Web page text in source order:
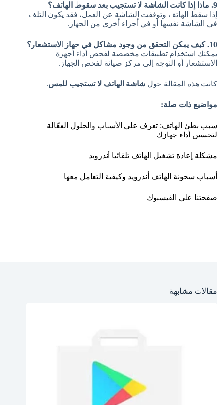
9. ماذا إذا كانت الشاشة لا تستجيب بعد سقوط الهاتف؟
إذا سقط الهاتف وتوقفت الشاشة عن العمل، فقد يكون التلف
في الشاشة نفسها أو في أجزاء أخرى من الجهاز.
10. كيف يمكن التحقق من وجود مشاكل في جهاز الاستشعار؟
يمكنك استخدام تطبيقات مخصصة لفحص أداء أجهزة
الاستشعار أو التوجه إلى مركز صيانة لفحص الجهاز.
كانت هذه المقالة حول شاشة الهاتف لا تستجيب للمس.
مواضيع ذات صلة:
سبب بطئ الهاتف: تعرف على الأسباب والحلول الفعّالة
لتحسين أداء جهازك
مشكلة إعادة تشغيل الهاتف تلقائيا أندرويد
أسباب سخونة الهاتف أندرويد وكيفية التعامل معها
صفحتنا على الفيسبوك
مقالات مشابهة